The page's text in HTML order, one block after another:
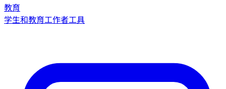
教育
学生和教育工作者工具